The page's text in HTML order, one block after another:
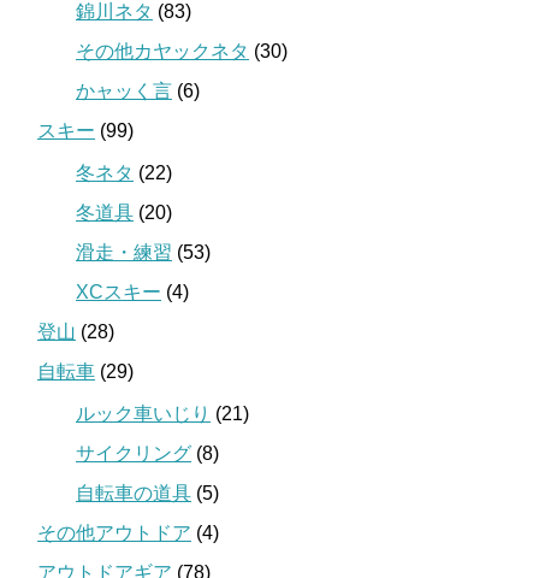
錦川ネタ (83)
その他カヤックネタ (30)
かャッく言 (6)
スキー (99)
冬ネタ (22)
冬道具 (20)
滑走・練習 (53)
XCスキー (4)
登山 (28)
自転車 (29)
ルック車いじり (21)
サイクリング (8)
自転車の道具 (5)
その他アウトドア (4)
アウトドアギア (78)